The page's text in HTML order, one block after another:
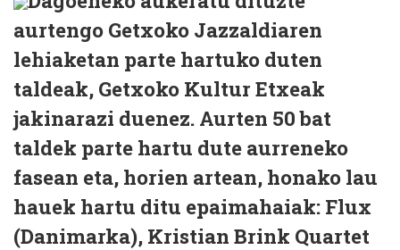
aurtengo Getxoko Jazzaldiaren
lehiaketan parte hartuko duten
taldeak, Getxoko Kultur Etxeak
jakinarazi duenez. Aurten 50 bat
taldek parte hartu dute aurreneko
fasean eta, horien artean, honako lau
hauek hartu ditu epaimahaiak: Flux
(Danimarka), Kristian Brink Quartet